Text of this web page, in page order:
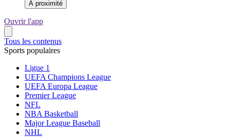
À proximité
Ouvrir l'app
Tous les contenus
Sports populaires
Ligue 1
UEFA Champions League
UEFA Europa League
Premier League
NFL
NBA Basketball
Major League Baseball
NHL